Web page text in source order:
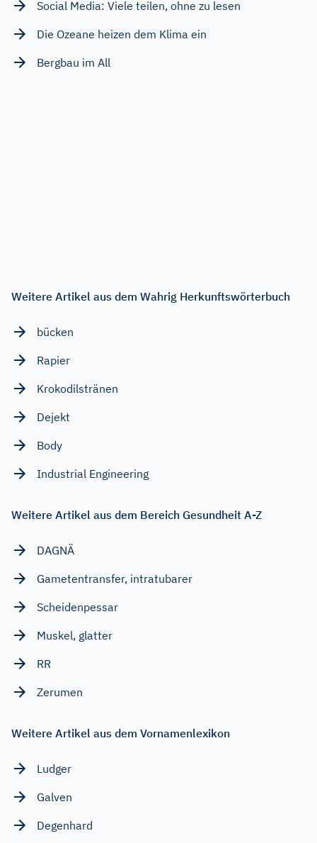
Social Media: Viele teilen, ohne zu lesen
Die Ozeane heizen dem Klima ein
Bergbau im All
Weitere Artikel aus dem Wahrig Herkunftswörterbuch
bücken
Rapier
Krokodilstränen
Dejekt
Body
Industrial Engineering
Weitere Artikel aus dem Bereich Gesundheit A-Z
DAGNÄ
Gametentransfer, intratubarer
Scheidenpessar
Muskel, glatter
RR
Zerumen
Weitere Artikel aus dem Vornamenlexikon
Ludger
Galven
Degenhard